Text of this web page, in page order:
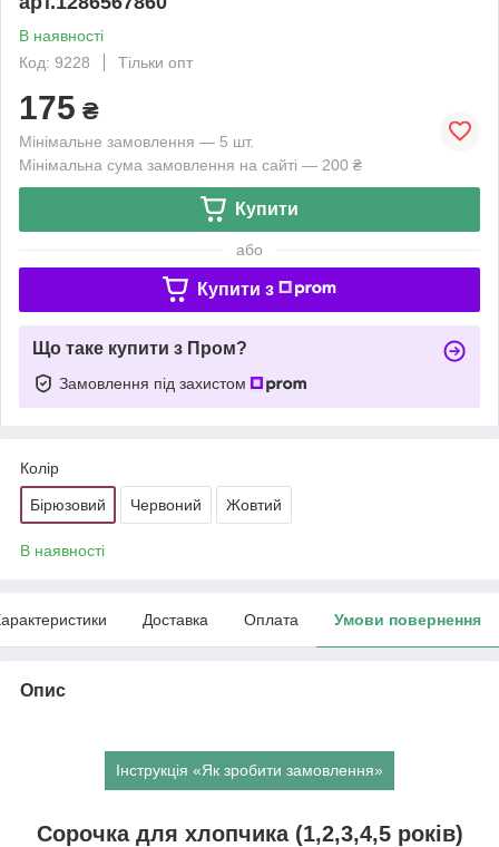
В наявності
Код: 9228
Тільки опт
175 ₴
Мінімальне замовлення — 5 шт.
Мінімальна сума замовлення на сайті — 200 ₴
Купити
або
Купити з
Що таке купити з Пром?
Замовлення під захистом
Колір
Бірюзовий Червоний Жовтий
В наявності
Доставка Оплата Умови повернення
Опис
Інструкція «Як зробити замовлення»
Сорочка для хлопчика (1,2,3,4,5 років)